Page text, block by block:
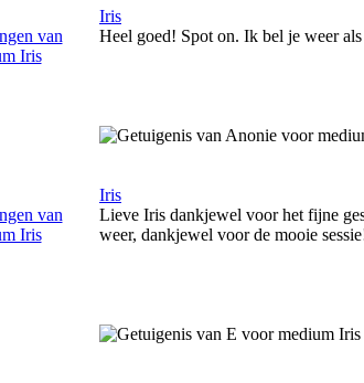
Iris
Heel goed! Spot on. Ik bel je weer
Iris
Lieve Iris dankjewel voor het fijne
weer, dankjewel voor de mooie